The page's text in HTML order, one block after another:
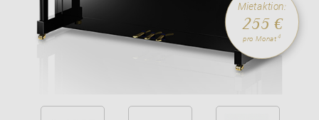
Mietaktion:
255 €
pro Monat4